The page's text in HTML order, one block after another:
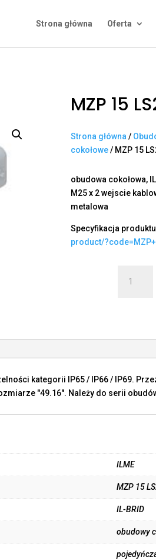
Strona główna Oferta
MZP 15
Strona główna /
cokołowe/ MZP 15
obudowa cokołowa,
M25 x 2 wejscie
metalowa
Specyfikacja
product/
MZP
kategorii IP65 / IP66 / IP69.
"49.16". Należy do serii
ILME
MZP 15
IL-BRID
obudowy